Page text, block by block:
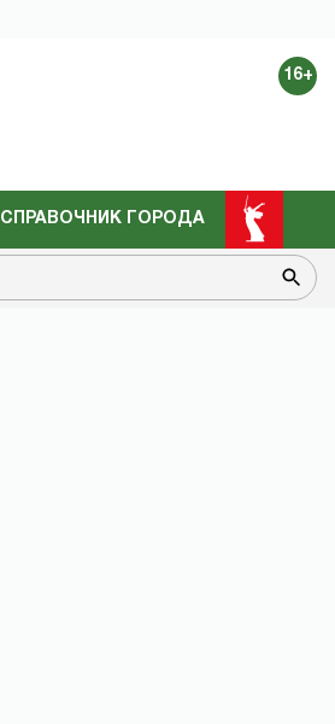
16+
СПРАВОЧНИК ГОРОДА